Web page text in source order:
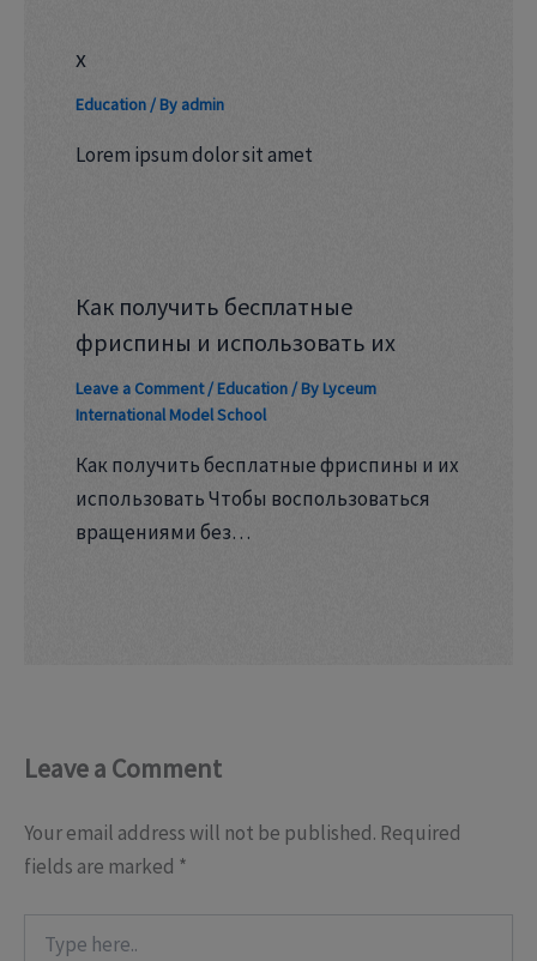
x
Education/ By admin
Lorem ipsum dolor sit amet
Как получить бесплатные
фриспины и использовать их
Leave a Comment /Education/ ByLyceum
International Model School
Как получить бесплатные фриспины и их
использовать Чтобы воспользоваться
вращениями без…
Leave a Comment
Your email address will not be published. Required
fields are marked *
here..